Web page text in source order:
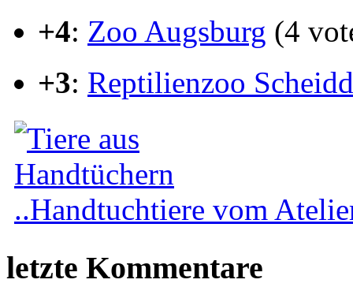
+4: Zoo Augsburg (4
+3: Reptilienzoo
..Handtuchtiere vom
letzte Kommentare